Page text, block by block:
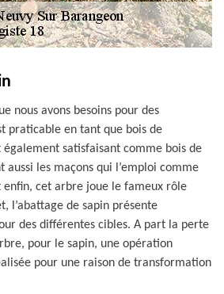
nous avons besoins pour des
praticable en tant que bois de
également satisfaisant comme bois de
aussi les maçons qui l’emploi comme
enfin, cet arbre joue le fameux rôle
l’abattage de sapin présente
des différentes cibles. A part la perte
pour le sapin, une opération
pour une raison de transformation